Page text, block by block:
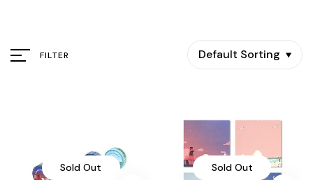
FILTER Default Sorting
Sold Out Sold Out